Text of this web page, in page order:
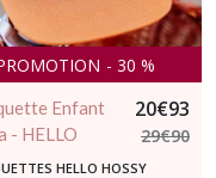
- 30 %
Enfant
- HELLO
20€93
29€90
HELLO HOSSY